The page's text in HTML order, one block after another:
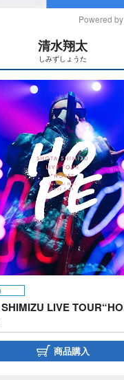
Powered by
清水翔太
しみずしょうた
LIVE
商品購入